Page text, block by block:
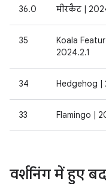
36.0 मीरकैट |
35
Koala
2024.2.1
34 Hedgehog |
33 Flamingo |
वर्शनिंग में हुए